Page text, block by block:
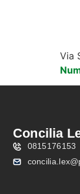
Via
Concilia
0815176153